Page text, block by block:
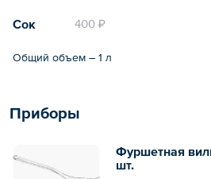
400 ₽
Сок
Общий объем – 1 л
Приборы
Фуршетная
шт.